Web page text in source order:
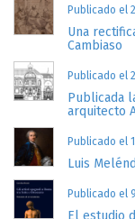
Publicado el
Una
Cambiaso
Publicado el
Publicada
arquitecto
Publicado el
Luis
Publicado el
El estudio